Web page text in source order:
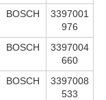
BOSCH
3397001
976
BOSCH
3397004
660
BOSCH
3397008
533